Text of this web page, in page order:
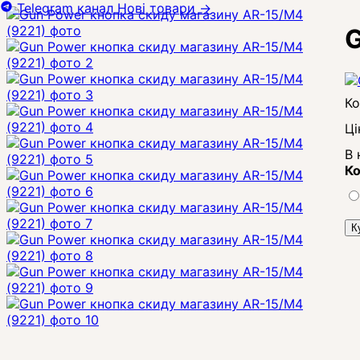
В
Telegram канал Нові товари→